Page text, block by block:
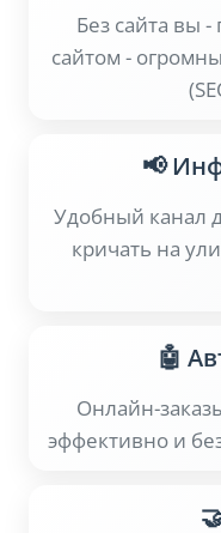
Без сайта вы
сайтом -
📢
Удобный канал
кричать на
🤖
Онлайн-
эффективно и